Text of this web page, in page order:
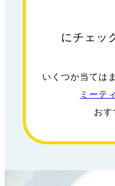
にチェッ
いくつか当ては
ミーテ
おす